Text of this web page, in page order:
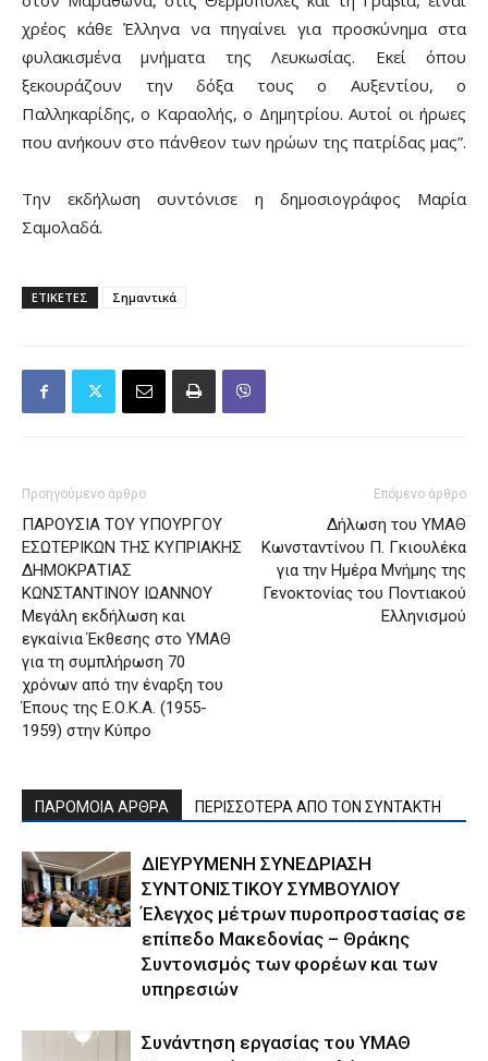
χρέος κάθε Έλληνα να πηγαίνει για προσκύνημα στα
φυλακισμένα μνήματα της Λευκωσίας. Εκεί όπου
ξεκουράζουν την δόξα τους ο Αυξεντίου, ο
Παλληκαρίδης, ο Καραολής, ο Δημητρίου. Αυτοί οι ήρωες
που ανήκουν στο πάνθεον των ηρώων της πατρίδας μας”.
Την εκδήλωση συντόνισε η δημοσιογράφος Μαρία
Σαμολαδά.
ΕΤΙΚΕΤΕΣ Σημαντικά
Προηγούμενο άρθρο
ΠΑΡΟΥΣΙΑ ΤΟΥ ΥΠΟΥΡΓΟΥ
ΕΣΩΤΕΡΙΚΩΝ ΤΗΣ ΚΥΠΡΙΑΚΗΣ
ΔΗΜΟΚΡΑΤΙΑΣ
ΚΩΝΣΤΑΝΤΙΝΟΥ ΙΩΑΝΝΟΥ
Μεγάλη εκδήλωση και
εγκαίνια Έκθεσης στο ΥΜΑΘ
για τη συμπλήρωση 70
χρόνων από την έναρξη του
Έπους της Ε.Ο.Κ.Α. (1955-
1959) στην Κύπρο
Επόμενο άρθρο
Δήλωση του ΥΜΑΘ
Κωνσταντίνου Π. Γκιουλέκα
για την Ημέρα Μνήμης της
Γενοκτονίας του Ποντιακού
Ελληνισμού
ΠΑΡΟΜΟΙΑ ΑΡΘΡΑ ΠΕΡΙΣΣΟΤΕΡΑ ΑΠΟ ΤΟΝ ΣΥΝΤΑΚΤΗ
ΔΙΕΥΡΥΜΕΝΗ ΣΥΝΕΔΡΙΑΣΗ
ΣΥΝΤΟΝΙΣΤΙΚΟΥ ΣΥΜΒΟΥΛΙΟΥ
Έλεγχος μέτρων πυροπροστασίας σε
επίπεδο Μακεδονίας – Θράκης
Συντονισμός των φορέων και των
υπηρεσιών
Συνάντηση εργασίας του ΥΜΑΘ